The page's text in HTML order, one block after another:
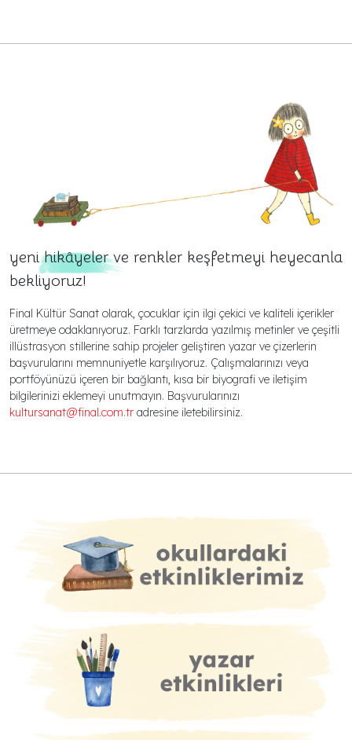
yenihikâyelerve renkler keşfetmeyi heyecanla
bekliyoruz!
Final Kültür Sanat olarak, çocuklar için ilgi çekici ve kaliteli içerikler
üretmeye odaklanıyoruz. Farklı tarzlarda yazılmış metinler ve çeşitli
illüstrasyon stillerine sahip projeler geliştiren yazar ve çizerlerin
başvurularını memnuniyetle karşılıyoruz. Çalışmalarınızı veya
portföyünüzü içeren bir bağlantı, kısa bir biyografi ve iletişim
bilgilerinizi eklemeyi unutmayın. Başvurularınızı
kultursanat@final.com.tr adresine iletebilirsiniz.